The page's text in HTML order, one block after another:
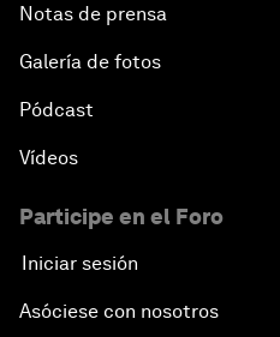
Notas de prensa
Galería de fotos
Pódcast
Vídeos
Participe en el Foro
Iniciar sesión
Asóciese con nosotros